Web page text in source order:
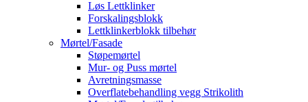
Løs Lettklinker
Forskalingsblokk
Lettklinkerblokk tilbehør
Mørtel/Fasade
Støpemørtel
Mur- og Puss mørtel
Avretningsmasse
Overflatebehandling vegg Strikolith